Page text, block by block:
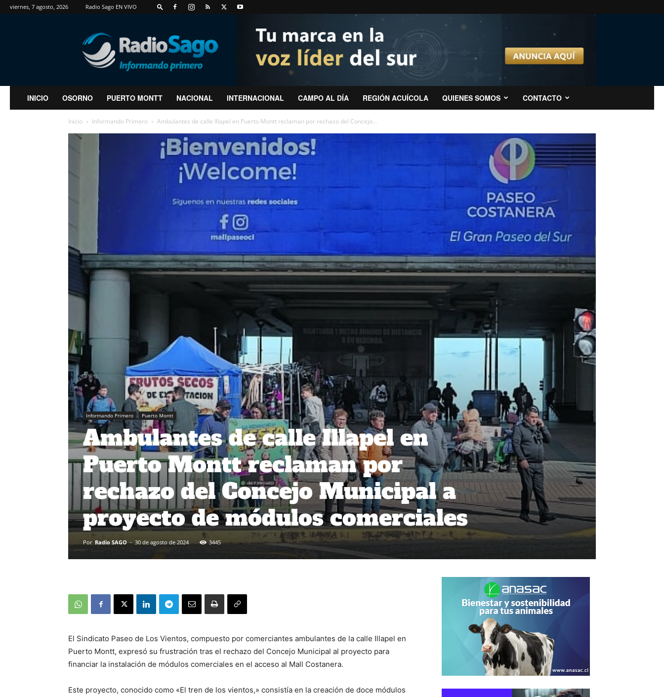
viernes, 7 agosto, 2026 Radio Sago EN VIVO
RadioSago
INICIO OSORNO PUERTO MONTT NACIONAL INTERNACIONAL CAMPO AL DÍA REGIÓN ACUÍCOLA QUIENES SOMOS CONTACTO
Inicio Informando Primero Ambulantes de calle Illapel en Puerto Montt reclaman por rechazo del Concejo...
Informando Primero Puerto Montt
Ambulantes de calle Illapel en
Puerto Montt reclaman por
rechazo del Concejo Municipal a
proyecto de módulos comerciales
Por Radio SAGO - 30 de agosto de 2024 3445
El Sindicato Paseo de Los Vientos, compuesto por comerciantes ambulantes de la calle Illapel en
Puerto Montt, expresó su frustración tras el rechazo del Concejo Municipal al proyecto para
financiar la instalación de módulos comerciales en el acceso al Mall Costanera.
Este proyecto, conocido como «El tren de los vientos,» consistía en la creación de doce módulos